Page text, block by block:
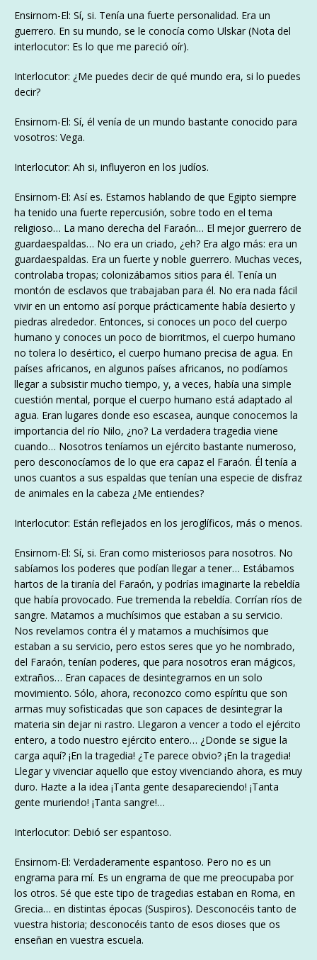
Ensirnom-El: Sí, si. Tenía una fuerte personalidad. Era un
guerrero. En su mundo, se le conocía como Ulskar (Nota del
interlocutor: Es lo que me pareció oír).
Interlocutor: ¿Me puedes decir de qué mundo era, si lo puedes
decir?
Ensirnom-El: Sí, él venía de un mundo bastante conocido para
vosotros: Vega.
Interlocutor: Ah si, influyeron en los judíos.
Ensirnom-El: Así es. Estamos hablando de que Egipto siempre
ha tenido una fuerte repercusión, sobre todo en el tema
religioso… La mano derecha del Faraón… El mejor guerrero de
guardaespaldas… No era un criado, ¿eh? Era algo más: era un
guardaespaldas. Era un fuerte y noble guerrero. Muchas veces,
controlaba tropas; colonizábamos sitios para él. Tenía un
montón de esclavos que trabajaban para él. No era nada fácil
vivir en un entorno así porque prácticamente había desierto y
piedras alrededor. Entonces, si conoces un poco del cuerpo
humano y conoces un poco de biorritmos, el cuerpo humano
no tolera lo desértico, el cuerpo humano precisa de agua. En
países africanos, en algunos países africanos, no podíamos
llegar a subsistir mucho tiempo, y, a veces, había una simple
cuestión mental, porque el cuerpo humano está adaptado al
agua. Eran lugares donde eso escasea, aunque conocemos la
importancia del río Nilo, ¿no? La verdadera tragedia viene
cuando… Nosotros teníamos un ejército bastante numeroso,
pero desconocíamos de lo que era capaz el Faraón. Él tenía a
unos cuantos a sus espaldas que tenían una especie de disfraz
de animales en la cabeza ¿Me entiendes?
Interlocutor: Están reflejados en los jeroglíficos, más o menos.
Ensirnom-El: Sí, si. Eran como misteriosos para nosotros. No
sabíamos los poderes que podían llegar a tener… Estábamos
hartos de la tiranía del Faraón, y podrías imaginarte la rebeldía
que había provocado. Fue tremenda la rebeldía. Corrían ríos de
sangre. Matamos a muchísimos que estaban a su servicio.
Nos revelamos contra él y matamos a muchísimos que
estaban a su servicio, pero estos seres que yo he nombrado,
del Faraón, tenían poderes, que para nosotros eran mágicos,
extraños… Eran capaces de desintegrarnos en un solo
movimiento. Sólo, ahora, reconozco como espíritu que son
armas muy sofisticadas que son capaces de desintegrar la
materia sin dejar ni rastro. Llegaron a vencer a todo el ejército
entero, a todo nuestro ejército entero… ¿Donde se sigue la
carga aquí? ¡En la tragedia! ¿Te parece obvio? ¡En la tragedia!
Llegar y vivenciar aquello que estoy vivenciando ahora, es muy
duro. Hazte a la idea ¡Tanta gente desapareciendo! ¡Tanta
gente muriendo! ¡Tanta sangre!…
Interlocutor: Debió ser espantoso.
Ensirnom-El: Verdaderamente espantoso. Pero no es un
engrama para mí. Es un engrama de que me preocupaba por
los otros. Sé que este tipo de tragedias estaban en Roma, en
Grecia… en distintas épocas (Suspiros). Desconocéis tanto de
vuestra historia; desconocéis tanto de esos dioses que os
enseñan en vuestra escuela.